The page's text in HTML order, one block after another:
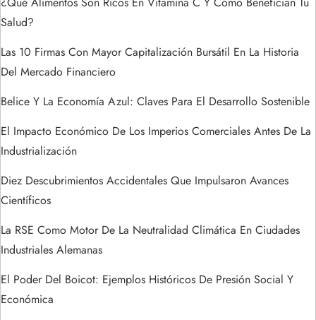
e
e
n
t
r
a
d
a
s
Salud?
Las 10 Firmas Con Mayor Capitalización Bursátil En La Historia
Del Mercado Financiero
Belice Y La Economía Azul: Claves Para El Desarrollo Sostenible
El Impacto Económico De Los Imperios Comerciales Antes De La
Industrialización
Diez Descubrimientos Accidentales Que Impulsaron Avances
Científicos
La RSE Como Motor De La Neutralidad Climática En Ciudades
Industriales Alemanas
El Poder Del Boicot: Ejemplos Históricos De Presión Social Y
Económica